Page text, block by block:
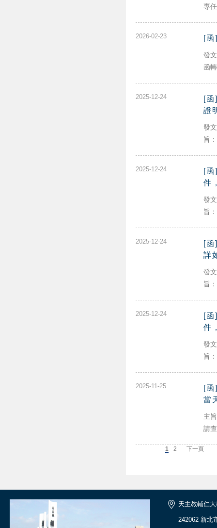
專
2026-02-23 [函
發
函
2025-12-24
[
證
發
旨
2025-12-24
[
件
發
旨
2025-12-24
[
詳
發
旨
2025-12-24
[
件
發
旨
2025-11-25
[
當
主
請
1 2 下一頁
天主教輔仁
242062 新北